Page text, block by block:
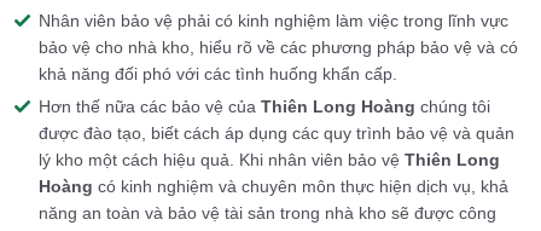
Nhân viên bảo vệ phải có kinh nghiệm làm việc trong lĩnh vực
bảo vệ cho nhà kho, hiểu rõ về các phương pháp bảo vệ và có
khả năng đối phó với các tình huống khẩn cấp.
Hơn thế nữa các bảo vệ của Thiên Long Hoàng chúng tôi
được đào tạo, biết cách áp dụng các quy trình bảo vệ và quản
lý kho một cách hiệu quả. Khi nhân viên bảo vệ Thiên Long
Hoàng có kinh nghiệm và chuyên môn thực hiện dịch vụ, khả
năng an toàn và bảo vệ tài sản trong nhà kho sẽ được công